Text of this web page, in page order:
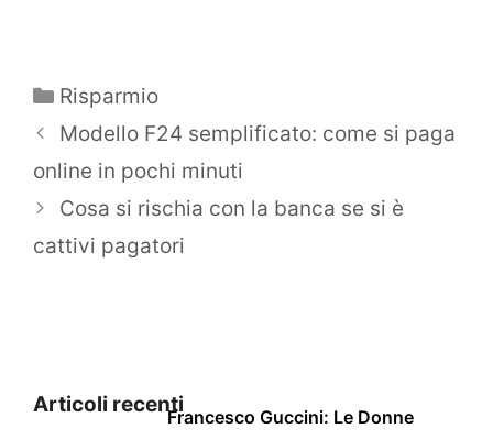
Categorie
Risparmio
Modello F24 semplificato: come si paga
online in pochi minuti
Cosa si rischia con la banca se si è
cattivi pagatori
Articoli recentiFrancesco Guccini: Le Donne